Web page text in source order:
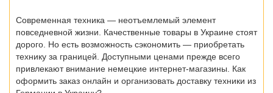
Современная техника — неотъемлемый элемент
повседневной жизни. Качественные товары в Украине стоят
дорого. Но есть возможность сэкономить — приобретать
технику за границей. Доступными ценами прежде всего
привлекают внимание немецкие интернет-магазины. Как
оформить заказ онлайн и организовать доставку техники из